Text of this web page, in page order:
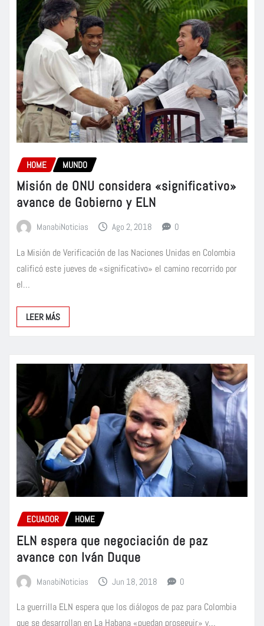
HOME MUNDO
Misión de ONU considera «significativo»
avance de Gobierno y ELN
ManabiNoticias Ago 2, 2018 0
La Misión de Verificación de las Naciones Unidas en Colombia
calificó este jueves de «significativo» el camino recorrido por
el…
LEER MÁS
ECUADOR HOME
ELN espera que negociación de paz
avance con Iván Duque
ManabiNoticias Jun 18, 2018 0
La guerrilla ELN espera que los diálogos de paz para Colombia
que se desarrollan en La Habana «puedan proseguir» y…